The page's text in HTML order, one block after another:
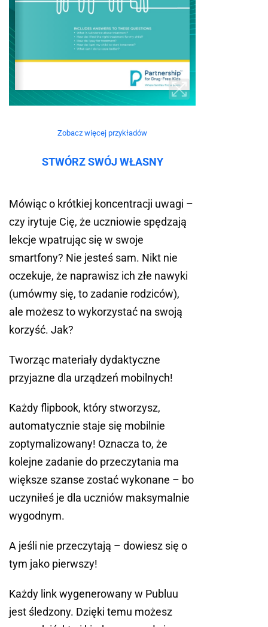
Zobacz więcej przykładów
STWÓRZ SWÓJ WŁASNY
Mówiąc o krótkiej koncentracji uwagi –
czy irytuje Cię, że uczniowie spędzają
lekcje wpatrując się w swoje
smartfony? Nie jesteś sam. Nikt nie
oczekuje, że naprawisz ich złe nawyki
(umówmy się, to zadanie rodziców),
ale możesz to wykorzystać na swoją
korzyść. Jak?
Tworząc materiały dydaktyczne
przyjazne dla urządzeń mobilnych!
Każdy flipbook, który stworzysz,
automatycznie staje się mobilnie
zoptymalizowany! Oznacza to, że
kolejne zadanie do przeczytania ma
większe szanse zostać wykonane – bo
uczyniłeś je dla uczniów maksymalnie
wygodnym.
A jeśli nie przeczytają – dowiesz się o
tym jako pierwszy!
Każdy link wygenerowany w Publuu
jest śledzony. Dzięki temu możesz